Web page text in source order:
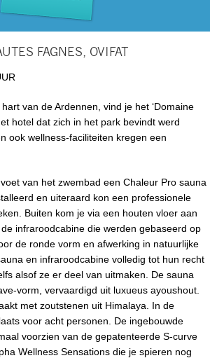
FAGNES, OVIFAT
van de Ardennen, vind je het ‘Domaine
hotel dat zich in het park bevindt werd
ook wellness-faciliteiten kregen een
van het zwembad een Chaleur Pro sauna
en uiteraard kon een professionele
Buiten kom je via een houten vloer aan
infraroodcabine die werden gebaseerd op
de ronde vorm en afwerking in natuurlijke
en infraroodcabine volledig tot hun recht
alsof ze er deel van uitmaken. De sauna
vorm, vervaardigd uit luxueus ayoushout.
met zoutstenen uit Himalaya. In de
voor acht personen. De ingebouwde
voorzien van de gepatenteerde S-curve
Wellness Sensations die je spieren nog